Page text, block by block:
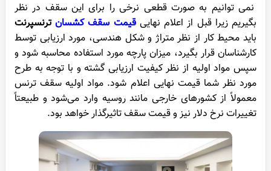
نمی توانیم به صورت قطعی نرخی را برای این سقف در نظر
بگیریم زیرا قبل از اعلام نهاییقیمت سقف کشسانترنسپرنت
باید محیط کار از نظر متراژ و شکل هندسی، مورد ارزیابی توسط
کارشناسان قرار بگیرد، میزان پارچه مورد استفاده محاسبه شود و
سپس مواد اولیه از نظر کیفیت ارزیابی گشته و با توجه به طرح
مورد نظر شما قیمت نهایی اعلام شود. مواد اولیه سقف ترنس
معمولاً از کشورهای خارجی مانند روسیه وارد می‌شود و طبیعتاً
تغییرات نرخ دلار نیز و قیمت سقف تاثیرگذار خواهد بود.